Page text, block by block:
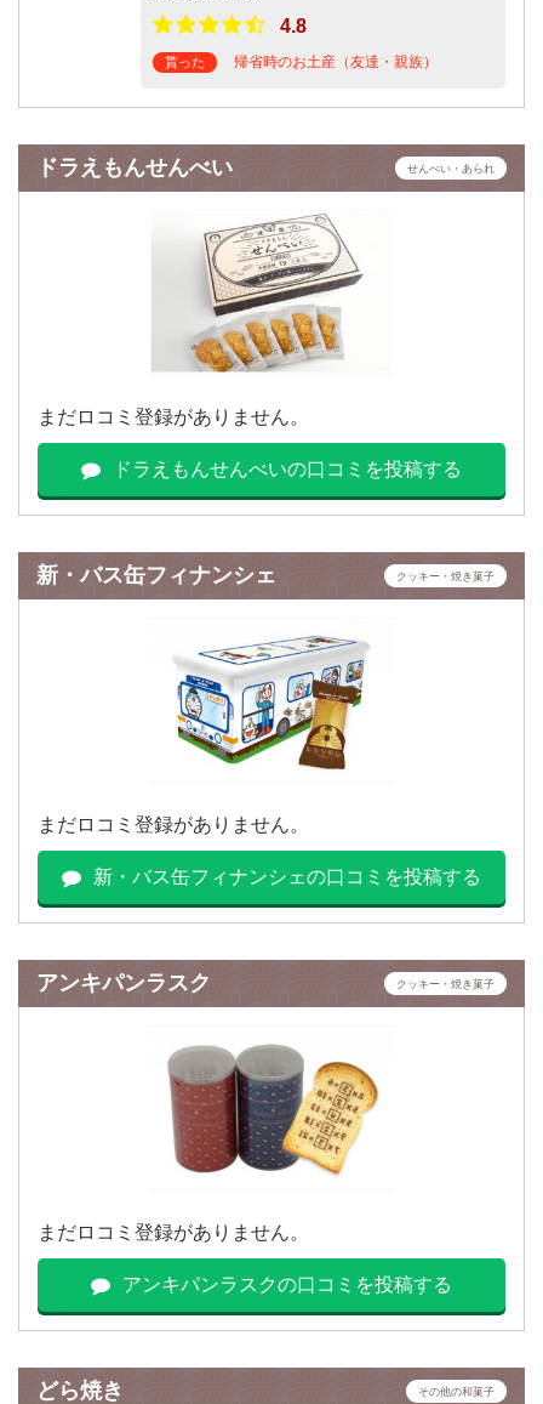
4.8
貰った 帰省時のお土産（友達・親族）
ドラえもんせんべい せんべい・あられ
まだロコミ登録がありません。
ドラえもんせんべいの口コミを投稿する
新・バス缶フィナンシェ クッキー・焼き菓子
まだロコミ登録がありません。
新・バス缶フィナンシェの口コミを投稿する
アンキパンラスク クッキー・焼き菓子
まだロコミ登録がありません。
アンキパンラスクの口コミを投稿する
どら焼き その他の和菓子